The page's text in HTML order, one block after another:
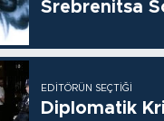
Srebrenitsa
EDITÖRÜN SEÇTIĞI
Diplomatik